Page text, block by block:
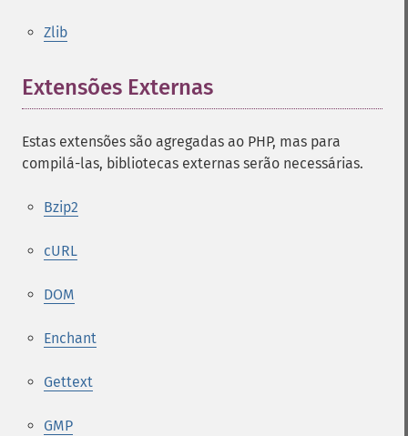
Zlib
Extensões Externas
Estas extensões são agregadas ao PHP, mas para
compilá-las, bibliotecas externas serão necessárias.
Bzip2
cURL
DOM
Enchant
Gettext
GMP